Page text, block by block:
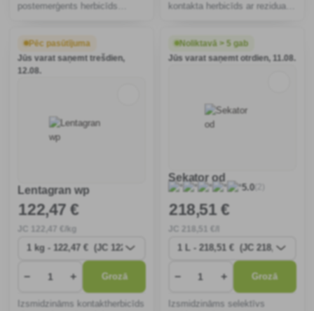
postemerģents herbicīds
augsni, uz graudzālēm un
platlapu, daudzgadīgām un
viengadīgām nezālēm. Viss vi
kontakta herbicīds ar rezidualu
kviešu, ziemas miežu,
tritikāles, rudzu, vasaras
Pēc pasūtījuma
Jūs varat saņemt trešdien,
12.08.
Lentagran wp
122,47 €
122 ,47 €/kg
− + Grozā
Izsmidzināms kontaktherbicīds
Noliktavā > 5 gab
Jūs varat saņemt otrdien, 11.08.
Sekator od
5.0(2)
218,51 €
218 ,51 €/l
− + Grozā
Izsmidzināms selektīvs